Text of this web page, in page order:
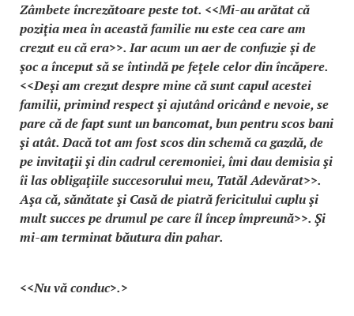
Zâmbete încrezătoare peste tot. <<Mi-au arătat că
poziţia mea în această familie nu este cea care am
crezut eu că era>>. Iar acum un aer de confuzie şi de
şoc a început să se întindă pe feţele celor din încăpere.
<<Deşi am crezut despre mine că sunt capul acestei
familii, primind respect şi ajutând oricând e nevoie, se
pare că de fapt sunt un bancomat, bun pentru scos bani
şi atât. Dacă tot am fost scos din schemă ca gazdă, de
pe invitaţii şi din cadrul ceremoniei, îmi dau demisia şi
îi las obligaţiile succesorului meu, Tatăl Adevărat>>.
Aşa că, sănătate şi Casă de piatră fericitului cuplu şi
mult succes pe drumul pe care îl încep împreună>>. Şi
mi-am terminat băutura din pahar.
<<Nu vă conduc>.>